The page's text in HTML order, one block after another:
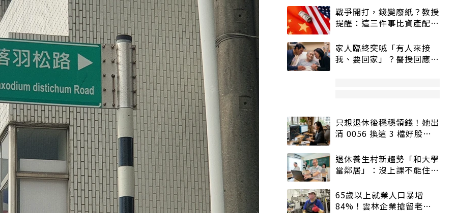
戰爭開打，錢變廢紙？教授
提醒：這三件事比資產配置
家人臨終突喊「有人來接
我、要回家」？醫授回應方
只想退休後穩穩領錢！她出
清 0056 換這 3 檔好股：
退休養生村新趨勢「和大學
當鄰居」：沒上課不能住、
65歲以上就業人口暴增
84%！雲林企業搶留老員